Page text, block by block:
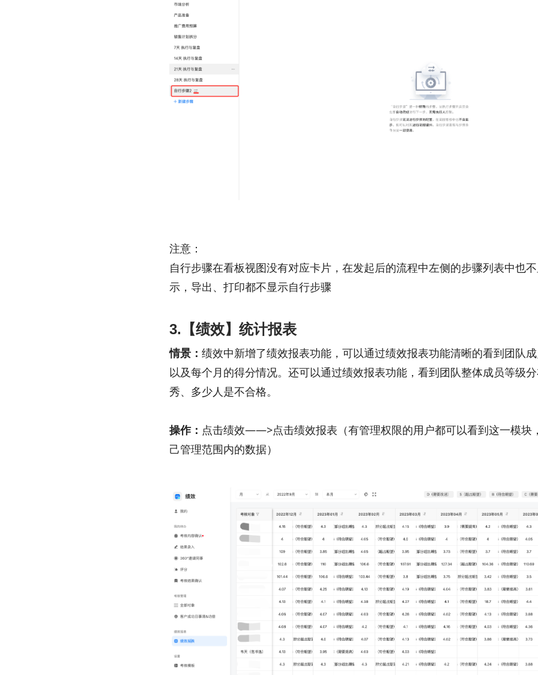
注意：
自行步骤在看板视图没有对应卡片，在发起后的流程中左侧的步骤列表中也
示，导出、打印都不显示自行步骤
3.【绩效】统计报表
情景： 绩效中新增了绩效报表功能，可以通过绩效报表功能清晰的看到团队
以及每个月的得分情况。还可以通过绩效报表功能，看到团队整体成员等级
秀、多少人是不合格。
操作： 点击绩效——>点击绩效报表（有管理权限的用户都可以看到这一模块
己管理范围内的数据）